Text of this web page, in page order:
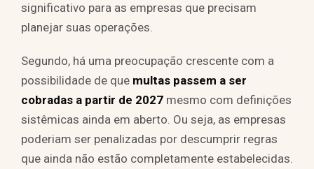
significativo para as empresas que precisam
planejar suas operações.
Segundo, há uma preocupação crescente com a
possibilidade de que multas passem a ser
cobradas a partir de 2027 mesmo com definições
sistêmicas ainda em aberto. Ou seja, as empresas
poderiam ser penalizadas por descumprir regras
que ainda não estão completamente estabelecidas.